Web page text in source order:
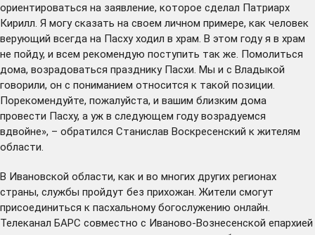
ориентироваться на заявление, которое сделал Патриарх
Кирилл. Я могу сказать на своем личном примере, как человек
верующий всегда на Пасху ходил в храм. В этом году я в храм
не пойду, и всем рекомендую поступить так же. Помолиться
дома, возрадоваться празднику Пасхи. Мы и с Владыкой
говорили, он с пониманием относится к такой позиции.
Порекомендуйте, пожалуйста, и вашим близким дома
провести Пасху, а уж в следующем году возрадуемся
вдвойне», – обратился Станислав Воскресенский к жителям
области.
В Ивановской области, как и во многих других регионах
страны, службы пройдут без прихожан. Жители смогут
присоединиться к пасхальному богослужению онлайн.
Телеканал БАРС совместно с Иваново-Вознесенской епархией